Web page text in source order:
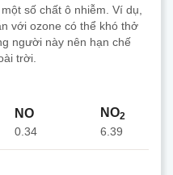
số chất ô nhiễm. Ví dụ,
với ozone có thể khó thở
người này nên hạn chế
trời.
NO
0.34
NO2
6.39